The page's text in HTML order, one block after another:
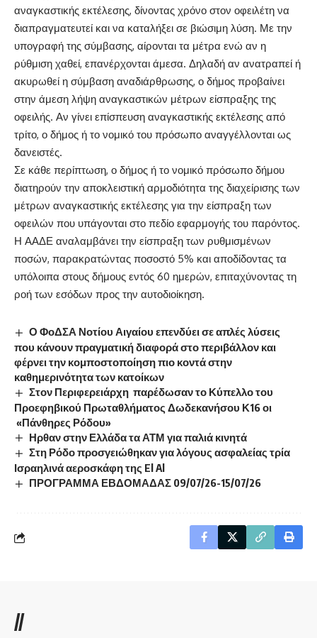
αναγκαστικής εκτέλεσης, δίνοντας χρόνο στον οφειλέτη να
διαπραγματευτεί και να καταλήξει σε βιώσιμη λύση. Με την
υπογραφή της σύμβασης, αίρονται τα μέτρα ενώ αν η
ρύθμιση χαθεί, επανέρχονται άμεσα. Δηλαδή αν ανατραπεί ή
ακυρωθεί η σύμβαση αναδιάρθρωσης, ο δήμος προβαίνει
στην άμεση λήψη αναγκαστικών μέτρων είσπραξης της
οφειλής. Αν γίνει επίσπευση αναγκαστικής εκτέλεσης από
τρίτο, ο δήμος ή το νομικό του πρόσωπο αναγγέλλονται ως
δανειστές.
Σε κάθε περίπτωση, ο δήμος ή το νομικό πρόσωπο δήμου
διατηρούν την αποκλειστική αρμοδιότητα της διαχείρισης των
μέτρων αναγκαστικής εκτέλεσης για την είσπραξη των
οφειλών που υπάγονται στο πεδίο εφαρμογής του παρόντος.
Η ΑΑΔΕ αναλαμβάνει την είσπραξη των ρυθμισμένων
ποσών, παρακρατώντας ποσοστό 5% και αποδίδοντας τα
υπόλοιπα στους δήμους εντός 60 ημερών, επιταχύνοντας τη
ροή των εσόδων προς την αυτοδιοίκηση.
Ο ΦοΔΣΑ Νοτίου Αιγαίου επενδύει σε απλές λύσεις
που κάνουν πραγματική διαφορά στο περιβάλλον και
φέρνει την κομποστοποίηση πιο κοντά στην
καθημερινότητα των κατοίκων
Στον Περιφερειάρχη παρέδωσαν το Κύπελλο του
Προεφηβικού Πρωταθλήματος Δωδεκανήσου Κ16 οι
«Πάνθηρες Ρόδου»
Ηρθαν στην Ελλάδα τα ΑΤΜ για παλιά κινητά
Στη Ρόδο προσγειώθηκαν για λόγους ασφαλείας τρία
Ισραηλινά αεροσκάφη της El Al
ΠΡΟΓΡΑΜΜΑ ΕΒΔΟΜΑΔΑΣ 09/07/26-15/07/26
//